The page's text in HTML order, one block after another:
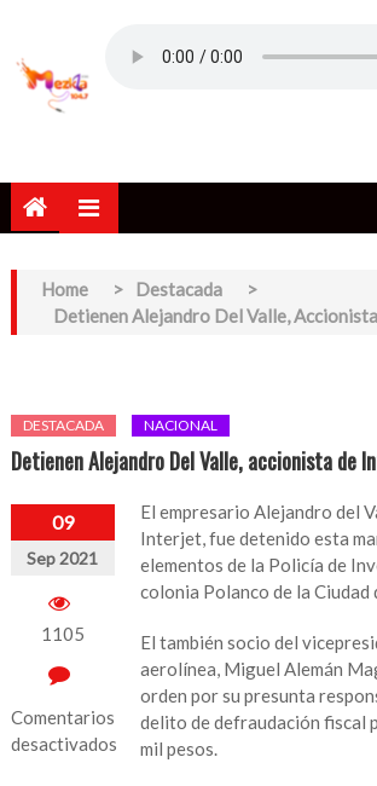
Home > Destacada
>
Detienen Alejandro Del Valle,
DESTACADA NACIONAL
Detienen Alejandro Del Valle, accionista de
09
Sep 2021
1105
Comentarios
desactivados
El empresario Alejandro del
Interjet, fue detenido esta
elementos de la Policía de
colonia Polanco de la Ciudad
El también socio del
aerolínea, Miguel Alemán
orden por su presunta
delito de defraudación fiscal
mil pesos.